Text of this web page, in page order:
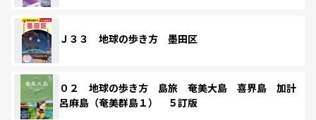
Ｊ３３ 地球の歩き方 墨田区
０２ 地球の歩き方 島旅 奄美大島 喜界島 加計
呂麻島（奄美群島１） ５訂版